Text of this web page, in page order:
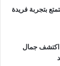
بتجربة فريدة
اكتشف جمال